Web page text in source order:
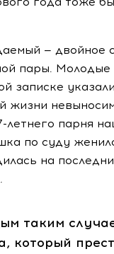
— двойное
пары. Молодые
записке
жизни
летнего парня
по суду
на
таким
который